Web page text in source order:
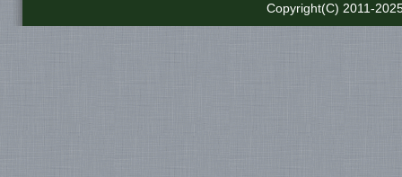
Copyright(C) 2011-